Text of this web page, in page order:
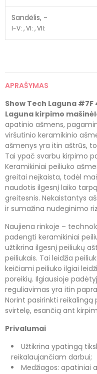
Sandėlis, -
I-V: , VI: , VII:
APRAŠYMAS
Show Tech Laguna
Laguna kirpimo
apatinio ašmens,
viršutinio keramikinio
ašmenys yra itin aštrūs,
Tai ypač svarbu kirpimo
Keramikiniai peiliuko
greitai neįkaista, todėl
naudotis ilgesnį laiko
greitesnis. Nekaistantys
ir sumažina nudeginimo
Naujiena rinkoje –
padengti keramikiniai
užtikrina ilgesnį peiliukų
peiliukais. Tai leidžia
keičiami peiliuko ilgiai
poreikių. Ilgiausioje
reguliavimas yra itin
Norint pasirinkti
svirtelę, esančią ant
Privalumai
Užtikrina ypatingą
reikalaujančiam darbui;
Medžiagos: apatiniai